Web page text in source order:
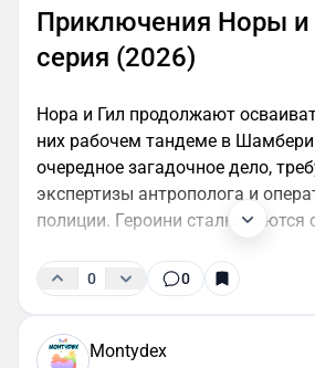
Приключения Норы и
серия (2026)
Нора и Гил продолжают
них рабочем тандеме в
очередное загадочное дело,
экспертизы антрополога и
полиции. Героини сталкиваются
0 0
Montydex